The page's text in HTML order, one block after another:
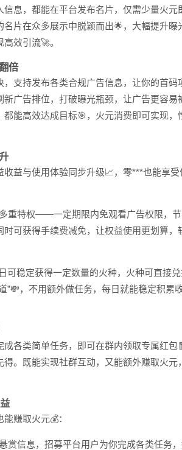
息，都能在平台发布名片，仅需少量火元
片在众多展示中脱颖而出🌟，大幅提升曝
效引流🚀。
倍
支持发布各类合规广告信息，让你的首码
广告排位，打破曝光瓶颈，让广告更容易
能高效达成目标🎯，火元消费即可实现，
益与使用体验同步升级📈，零***也能享受
重特权——一定期限内免观看广告权限，
可获得手续费减免，让权益使用更划算，
稳定获得一定数量的火种，火种可直接
”💸，不用额外做任务，每日就能稳定积累
各类简单任务，即可在群内领取专属红包
。既能实现社群互动，又能额外赚取火元
赚取火元💰：
信息，招募平台用户为你完成各类任务